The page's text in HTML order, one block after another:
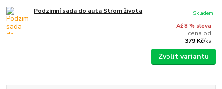
Podzimní sada do auta Strom života
Až 8 % sleva
cena od
379 Kč/ks
Skladem
Zvolit variantu